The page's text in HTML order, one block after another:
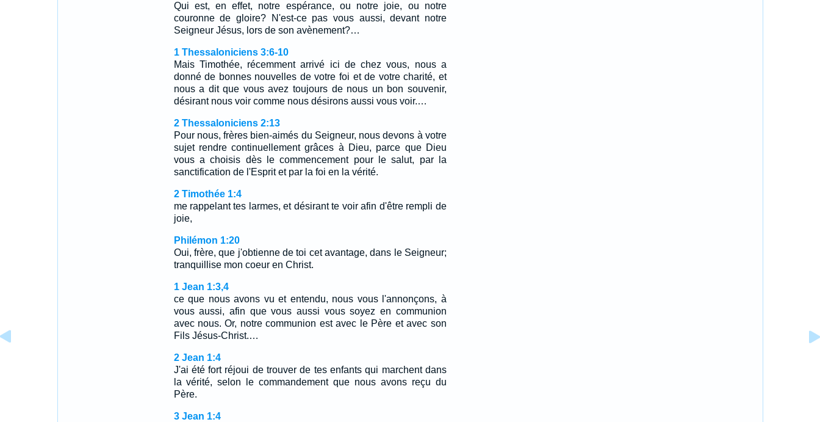
Qui est, en effet, notre espérance, ou notre joie, ou notre
couronne de gloire? N'est-ce pas vous aussi, devant notre
Seigneur Jésus, lors de son avènement?…
1 Thessaloniciens 3:6-10
Mais Timothée, récemment arrivé ici de chez vous, nous a
donné de bonnes nouvelles de votre foi et de votre charité, et
nous a dit que vous avez toujours de nous un bon souvenir,
désirant nous voir comme nous désirons aussi vous voir.…
2 Thessaloniciens 2:13
Pour nous, frères bien-aimés du Seigneur, nous devons à votre
sujet rendre continuellement grâces à Dieu, parce que Dieu
vous a choisis dès le commencement pour le salut, par la
sanctification de l'Esprit et par la foi en la vérité.
2 Timothée 1:4
me rappelant tes larmes, et désirant te voir afin d'être rempli de
joie,
Philémon 1:20
Oui, frère, que j'obtienne de toi cet avantage, dans le Seigneur;
tranquillise mon coeur en Christ.
1 Jean 1:3,4
ce que nous avons vu et entendu, nous vous l'annonçons, à
vous aussi, afin que vous aussi vous soyez en communion
avec nous. Or, notre communion est avec le Père et avec son
Fils Jésus-Christ.…
2 Jean 1:4
J'ai été fort réjoui de trouver de tes enfants qui marchent dans
la vérité, selon le commandement que nous avons reçu du
Père.
3 Jean 1:4